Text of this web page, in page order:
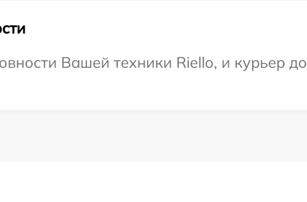
Вашей техники Riello, и курьер